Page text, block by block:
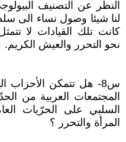
النظر عن التصنيف
لنا شيئا وصول نساء الى
كانت تلك القيادات لا
نحو التحرر والعيش الكريم.
س8- هل تتمكن الأحزاب
المجتمعات العربية من
السلبي على الحرّيات
المرأة والتحرر ؟